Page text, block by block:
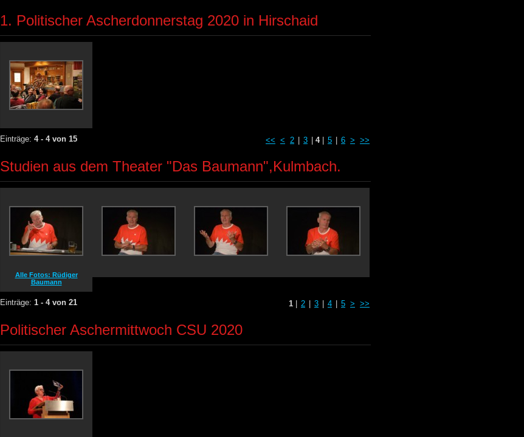
1. Politischer Ascherdonnerstag 2020 in Hirschaid
Einträge: 4 - 4 von 15 << < 2 3 4 5 6 > >>
Studien aus dem Theater "Das Baumann",Kulmbach.
Alle Fotos: Rüdiger
Baumann
Einträge: 1 - 4 von 21 1 2 3 4 5 > >>
Politischer Aschermittwoch CSU 2020